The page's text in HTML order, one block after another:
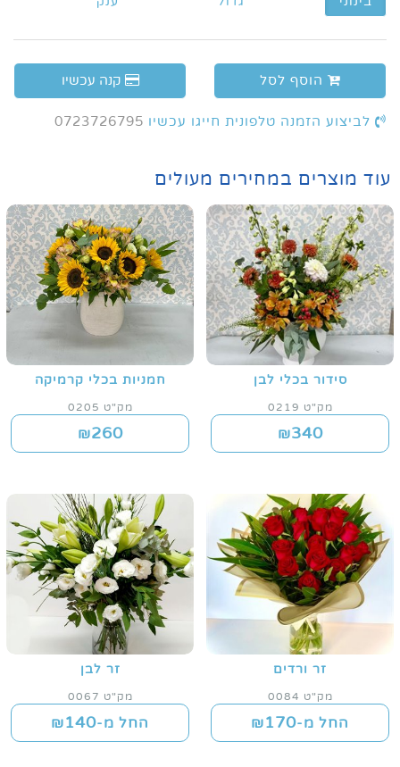
הוסף לסל קנה עכשיו
לביצוע הזמנה טלפונית חייגו עכשיו 0723726795
עוד מוצרים במחירים מעולים
סידור בכלי לבן
מק"ט 0219
₪340
חמניות בכלי קרמיקה
מק"ט 0205
₪260
זר ורדים
מק"ט 0084
החל מ-₪170
זר לבן
מק"ט 0067
החל מ-₪140